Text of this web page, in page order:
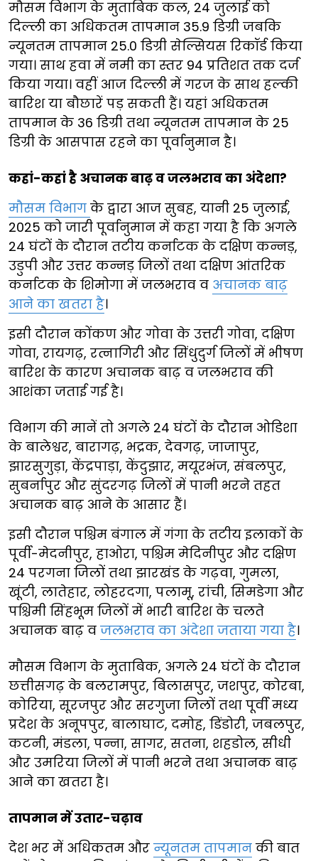
मौसम विभाग के मुताबिक कल, 24 जुलाई को
दिल्ली का अधिकतम तापमान 35.9 डिग्री जबकि
न्यूनतम तापमान 25.0 डिग्री सेल्सियस रिकॉर्ड किया
गया। साथ हवा में नमी का स्तर 94 प्रतिशत तक दर्ज
किया गया। वहीं आज दिल्ली में गरज के साथ हल्की
बारिश या बौछारें पड़ सकती हैं। यहां अधिकतम
तापमान के 36 डिग्री तथा न्यूनतम तापमान के 25
डिग्री के आसपास रहने का पूर्वानुमान है।
कहां-कहां है अचानक बाढ़ व जलभराव का अंदेशा?
मौसम विभाग के द्वारा आज सुबह, यानी 25 जुलाई,
2025 को जारी पूर्वानुमान में कहा गया है कि अगले
24 घंटों के दौरान तटीय कर्नाटक के दक्षिण कन्नड़,
उडुपी और उत्तर कन्नड़ जिलों तथा दक्षिण आंतरिक
कर्नाटक के शिमोगा में जलभराव व अचानक बाढ़
आने का खतरा है।
इसी दौरान कोंकण और गोवा के उत्तरी गोवा, दक्षिण
गोवा, रायगढ़, रत्नागिरी और सिंधुदुर्ग जिलों में भीषण
बारिश के कारण अचानक बाढ़ व जलभराव की
आशंका जताई गई है।
विभाग की मानें तो अगले 24 घंटों के दौरान ओडिशा
के बालेश्वर, बारागढ़, भद्रक, देवगढ़, जाजापुर,
झारसुगुड़ा, केंद्रपाड़ा, केंदुझार, मयूरभंज, संबलपुर,
सुबर्नापुर और सुंदरगढ़ जिलों में पानी भरने तहत
अचानक बाढ़ आने के आसार हैं।
इसी दौरान पश्चिम बंगाल में गंगा के तटीय इलाकों के
पूर्वी-मेदनीपुर, हाओरा, पश्चिम मेदिनीपुर और दक्षिण
24 परगना जिलों तथा झारखंड के गढ़वा, गुमला,
खूंटी, लातेहार, लोहरदगा, पलामू, रांची, सिमडेगा और
पश्चिमी सिंहभूम जिलों में भारी बारिश के चलते
अचानक बाढ़ व जलभराव का अंदेशा जताया गया है।
मौसम विभाग के मुताबिक, अगले 24 घंटों के दौरान
छत्तीसगढ़ के बलरामपुर, बिलासपुर, जशपुर, कोरबा,
कोरिया, सूरजपुर और सरगुजा जिलों तथा पूर्वी मध्य
प्रदेश के अनूपपुर, बालाघाट, दमोह, डिंडोरी, जबलपुर,
कटनी, मंडला, पन्ना, सागर, सतना, शहडोल, सीधी
और उमरिया जिलों में पानी भरने तथा अचानक बाढ़
आने का खतरा है।
तापमान में उतार-चढ़ाव
देश भर में अधिकतम और न्यूनतम तापमान की बात